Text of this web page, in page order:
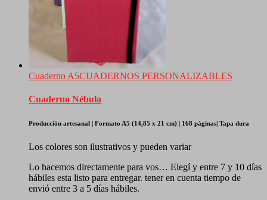
Cuaderno A5CUADERNOS PERSONALIZABLES
Cuaderno Nébula
Producción artesanal | Formato A5 (14,85 x 21 cm) | 168 páginas| Tapa dura
Los colores son ilustrativos y pueden variar
Lo hacemos directamente para vos… Elegí y entre 7 y 10 días
hábiles esta listo para entregar. tener en cuenta tiempo de
envió entre 3 a 5 días hábiles.